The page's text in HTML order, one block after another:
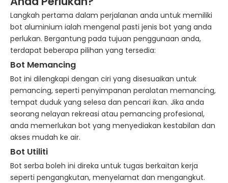
Langkah pertama dalam perjalanan anda untuk memiliki
bot aluminium ialah mengenal pasti jenis bot yang anda
perlukan. Bergantung pada tujuan penggunaan anda,
terdapat beberapa pilihan yang tersedia:
Bot Memancing
Bot ini dilengkapi dengan ciri yang disesuaikan untuk
pemancing, seperti penyimpanan peralatan memancing,
tempat duduk yang selesa dan pencari ikan. Jika anda
seorang nelayan rekreasi atau pemancing profesional,
anda memerlukan bot yang menyediakan kestabilan dan
akses mudah ke air.
Bot Utiliti
Bot serba boleh ini direka untuk tugas berkaitan kerja
seperti pengangkutan, menyelamat dan mengangkut.